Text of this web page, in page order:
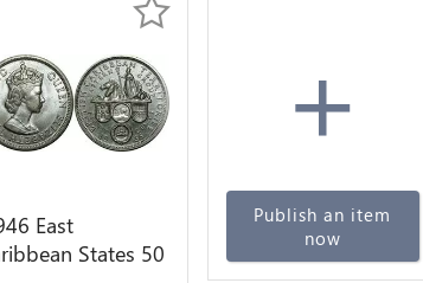
East
States 50
+
Publish an item
now